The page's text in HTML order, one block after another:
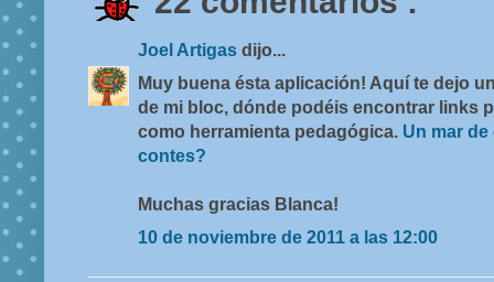
Joel Artigas dijo...
Muy buena ésta aplicación! Aquí te dejo
de mi bloc, dónde podéis encontrar links
como herramienta pedagógica. Un mar
contes?
Muchas gracias Blanca!
10 de noviembre de 2011 a las 12:00